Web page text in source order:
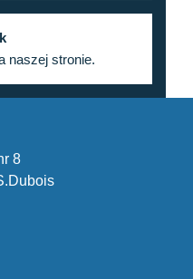
naszej stronie.
8